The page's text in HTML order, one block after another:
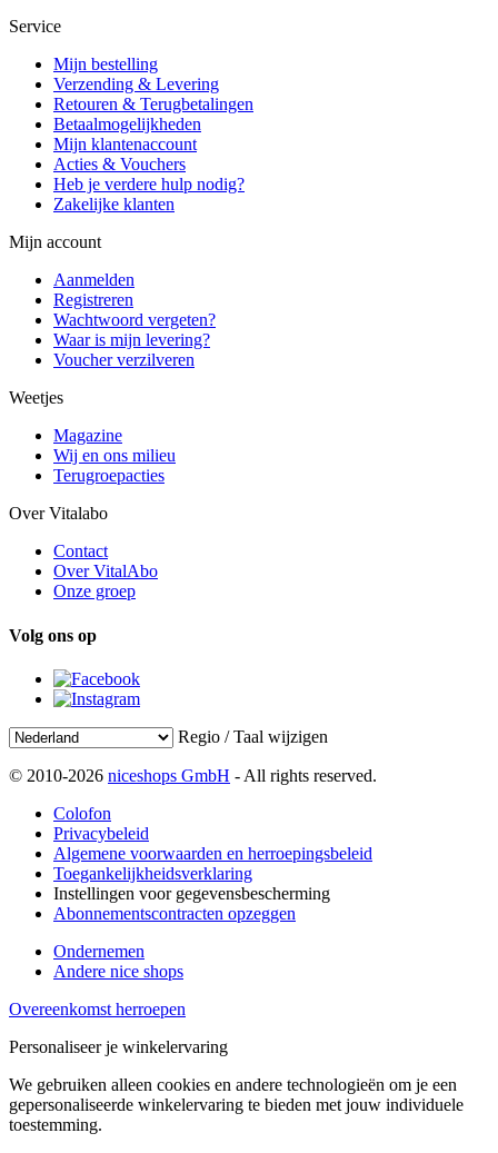
Service
Mijn bestelling
Verzending & Levering
Retouren & Terugbetalingen
Betaalmogelijkheden
Mijn klantenaccount
Acties & Vouchers
Heb je verdere hulp nodig?
Zakelijke klanten
Mijn account
Aanmelden
Registreren
Wachtwoord vergeten?
Waar is mijn levering?
Voucher verzilveren
Weetjes
Magazine
Wij en ons milieu
Terugroepacties
Over Vitalabo
Contact
Over VitalAbo
Onze groep
Volg ons op
Regio / Taal wijzigen
© 2010-2026 niceshops GmbH - All rights reserved.
Colofon
Privacybeleid
Algemene voorwaarden en herroepingsbeleid
Toegankelijkheidsverklaring
Instellingen voor gegevensbescherming
Abonnementscontracten opzeggen
Ondernemen
Andere nice shops
Overeenkomst herroepen
Personaliseer je winkelervaring
We gebruiken alleen cookies en andere technologieën om je een
gepersonaliseerde winkelervaring te bieden met jouw individuele
toestemming.